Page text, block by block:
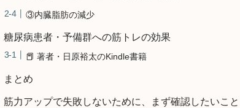
③内臓脂肪の減少
糖尿病患者・予備群への筋トレの効果
📕 著者・日原裕太のKindle書籍
まとめ
筋力アップで失敗しないために、まず確認したいこと